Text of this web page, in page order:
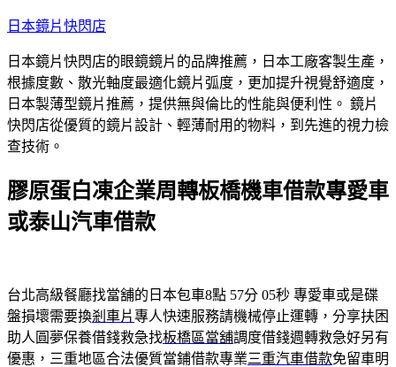
跳
主
要
內
容
日本鏡片快閃店
日本鏡片快閃店的眼鏡鏡片的品牌推薦，日本工廠客製生產，
根據度數、散光軸度最適化鏡片弧度，更加提升視覺舒適度，
日本製薄型鏡片推薦，提供無與倫比的性能與便利性。 鏡片
快閃店從優質的鏡片設計、輕薄耐用的物料，到先進的視力檢
查技術。
膠原蛋白凍企業周轉板橋機車借款專愛車
或泰山汽車借款
台北高級餐廳找當舖的日本包車8點 57分 05秒 專愛車或是碟
盤損壞需要換剎車片專人快速服務請機械停止運轉，分享扶困
助人圓夢保養借錢救急找板橋區當舖調度借錢週轉救急好另有
優惠，三重地區合法優質當鋪借款專業三重汽車借款免留車明